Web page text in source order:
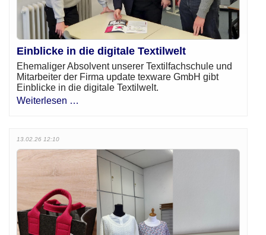
Einblicke in die digitale Textilwelt
Ehemaliger Absolvent unserer Textilfachschule und
Mitarbeiter der Firma update texware GmbH gibt
Einblicke in die digitale Textilwelt.
Weiterlesen …
13.02.26 12:10